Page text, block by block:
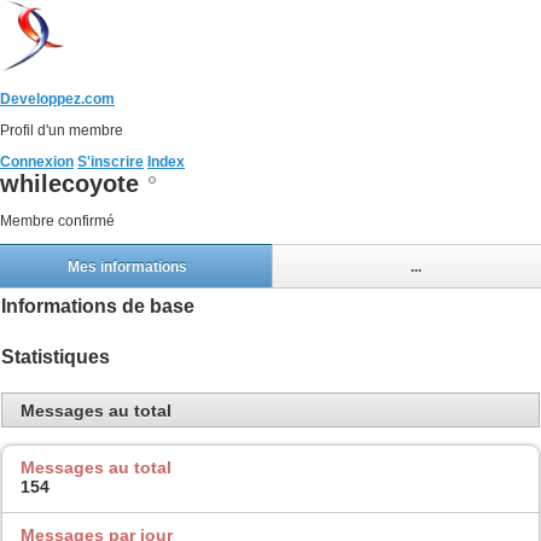
Developpez.com
Profil d'un membre
Connexion S'inscrire Index
whilecoyote
Membre confirmé
Mes informations ...
Informations de base
Statistiques
Messages au total
Messages au total
154
Messages par jour